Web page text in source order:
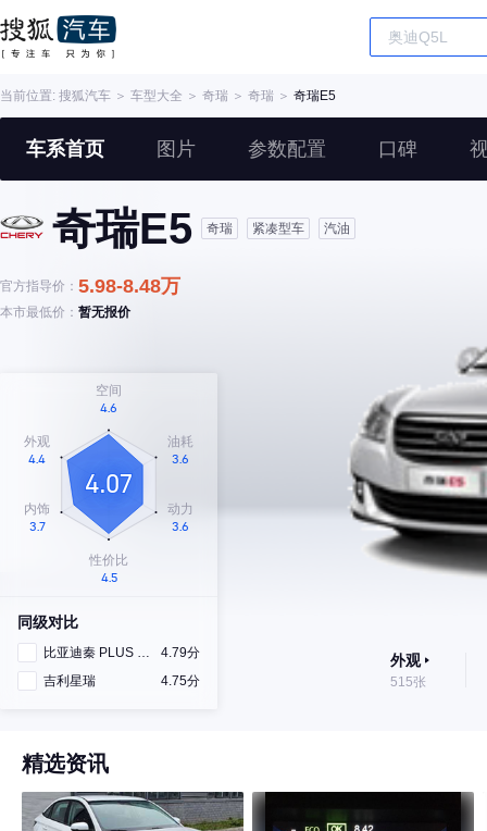
当前位置: 搜狐汽车 ＞ 车型大全 ＞ 奇瑞 ＞ 奇瑞 ＞ 奇瑞E5
车系首页 图片 参数配置 口碑
奇瑞E5 奇瑞 紧凑型车 汽油
官方指导价： 5.98-8.48万
本市最低价： 暂无报价
同级对比
比亚迪秦 PLUS DM-i
4.79分
吉利星瑞
4.75分
外观
515张
精选资讯